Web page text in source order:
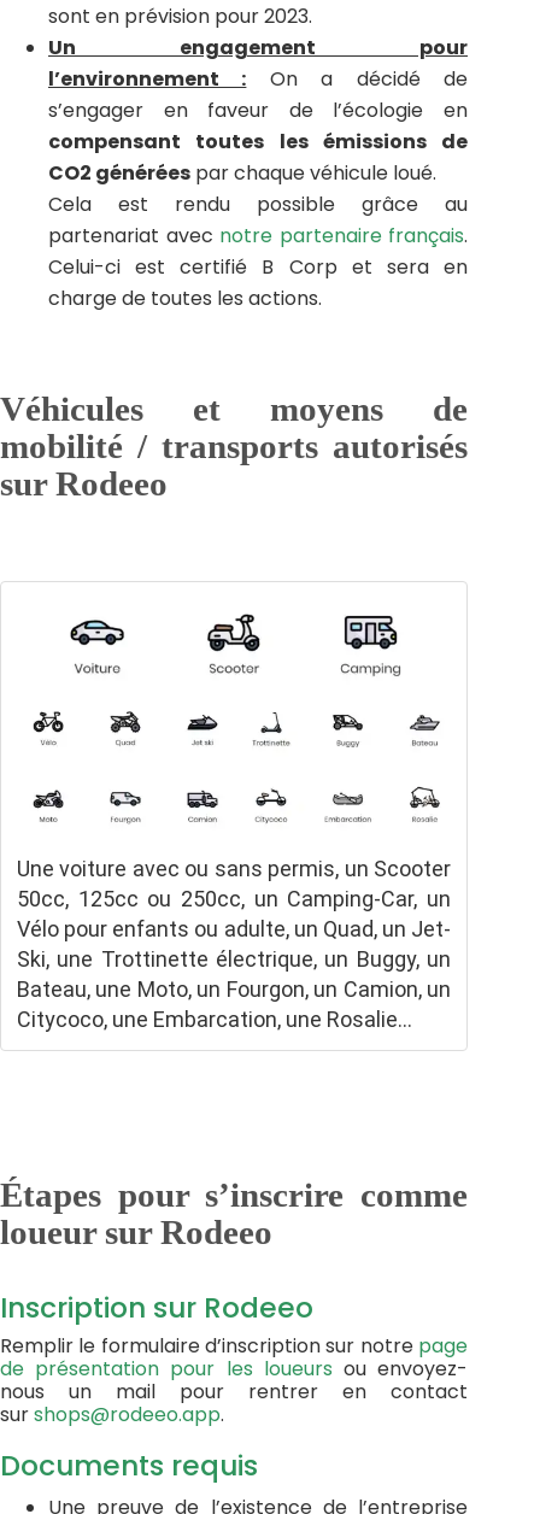
sont en prévision pour 2023.
Un engagement pour
l’environnement : On a décidé de
s’engager en faveur de l’écologie en
compensant toutes les émissions de
CO2 générées par chaque véhicule loué.
Cela est rendu possible grâce au
partenariat avec notre partenaire français.
Celui-ci est certifié B Corp et sera en
charge de toutes les actions.
Véhicules et moyens de
mobilité / transports autorisés
sur Rodeeo
Une voiture avec ou sans permis, un Scooter
50cc, 125cc ou 250cc, un Camping-Car, un
Vélo pour enfants ou adulte, un Quad, un Jet-
Ski, une Trottinette électrique, un Buggy, un
Bateau, une Moto, un Fourgon, un Camion, un
Citycoco, une Embarcation, une Rosalie…
Étapes pour s’inscrire comme
loueur sur Rodeeo
Inscription sur Rodeeo
Remplir le formulaire d’inscription sur notre page
de présentation pour les loueurs ou envoyez-
nous un mail pour rentrer en contact
surshops@rodeeo.app.
Documents requis
Une preuve de l’existence de l’entreprise